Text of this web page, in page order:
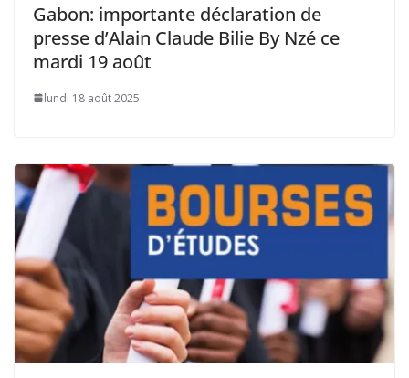
Gabon: importante déclaration de
presse d’Alain Claude Bilie By Nzé ce
mardi 19 août
lundi 18 août 2025